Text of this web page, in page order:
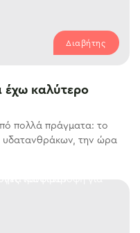
Διαβήτης
έχω καλύτερο
πολλά πράγματα: το
υδατανθράκων, την ώρα